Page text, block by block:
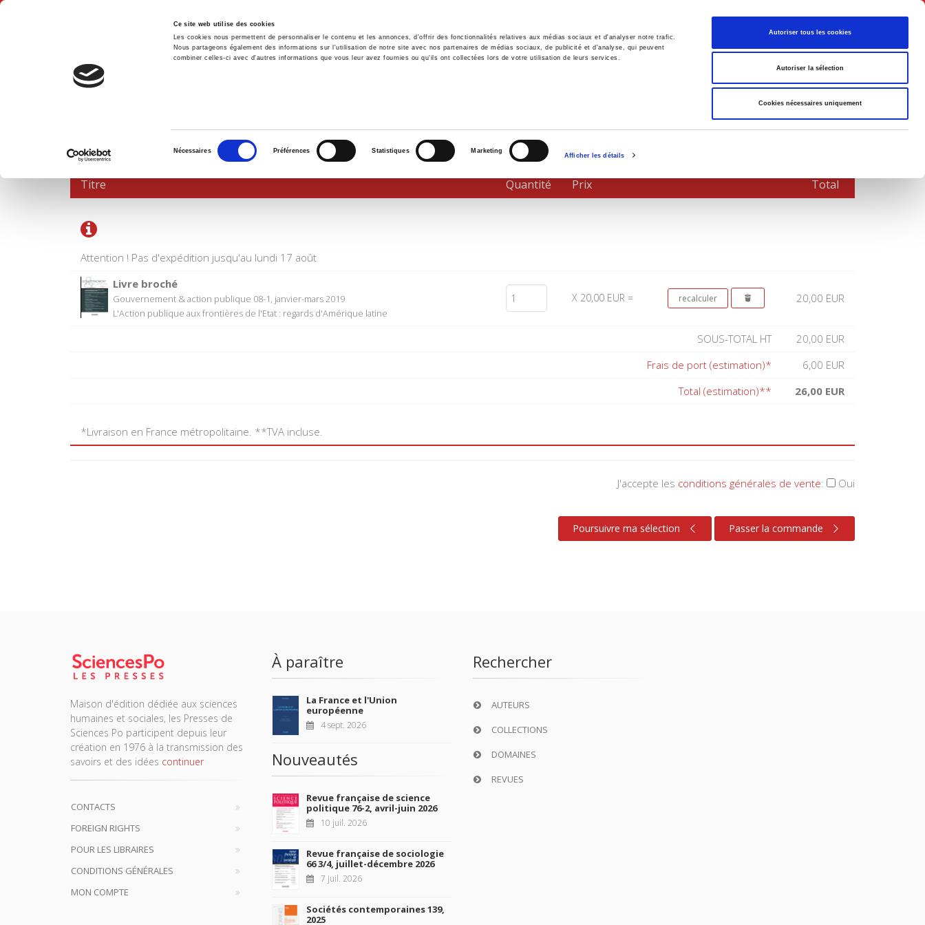
Ce site web utilise des cookies
Les cookies nous permettent de personnaliser le contenu et les annonces, d'offrir des fonctionnalités relatives aux médias sociaux et d'analyser notre trafic.
Nous partageons également des informations sur l'utilisation de notre site avec nos partenaires de médias sociaux, de publicité et d'analyse, qui peuvent
combiner celles-ci avec d'autres informations que vous leur avez fournies ou qu'ils ont collectées lors de votre utilisation de leurs services.
consentement
Nécessaires Préférences Statistiques Marketing
Afficher les détails
Autoriser tous les cookies
Autoriser la sélection
Cookies nécessaires uniquement
Français
Accueil Environnement Histoire International
PANIER D'ACHATS
Attention ! Pas d'expédition jusqu'au lundi 17 août
Titre Quantité Prix Total
Livre broché
Gouvernement & action publique 08-1, janvier-mars 2019
L'Action publique aux frontières de l'Etat : regards d'Amérique latine
X 20,00 EUR = 20,00 EUR
SOUS-TOTAL HT
20,00 EUR
Frais de port (estimation)*
6,00 EUR
Total (estimation)**
26,00 EUR
*Livraison en France métropolitaine. **TVA incluse.
J'accepte les conditions générales de vente: Oui
Poursuivre ma sélection Passer la commande
Maison d'édition dédiée aux sciences
humaines et sociales, les Presses de
Sciences Po participent depuis leur
création en 1976 à la transmission des
savoirs et des idées continuer
CONTACTS
FOREIGN RIGHTS
POUR LES LIBRAIRES
CONDITIONS GÉNÉRALES
MON COMPTE
À paraître
La France et l'Union
européenne
4 sept. 2026
Nouveautés
Revue française de science
politique 76-2, avril-juin 2026
10 juil. 2026
Revue française de sociologie
66 3/4, juillet-décembre 2026
7 juil. 2026
Sociétés contemporaines 139,
2025
Rechercher
AUTEURS
COLLECTIONS
DOMAINES
REVUES